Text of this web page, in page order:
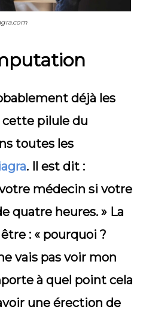
déjà les
cette pilule du
toutes les
. Il est dit :
médecin si votre
quatre heures. » La
: « pourquoi ?
vais pas voir mon
à quel point cela
une érection de